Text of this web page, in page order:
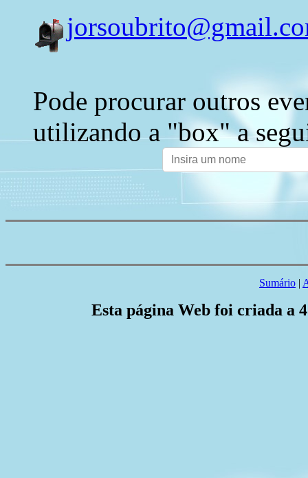
Pode procurar outros
utilizando a "box" a
Sumário |
Esta página Web foi criada a